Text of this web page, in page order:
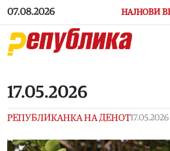
Skip to main content
07.08.2026 НАЈНОВИ
17.05.2026
РЕПУБЛИКАНКА НА ДЕНОТ17.05.2026